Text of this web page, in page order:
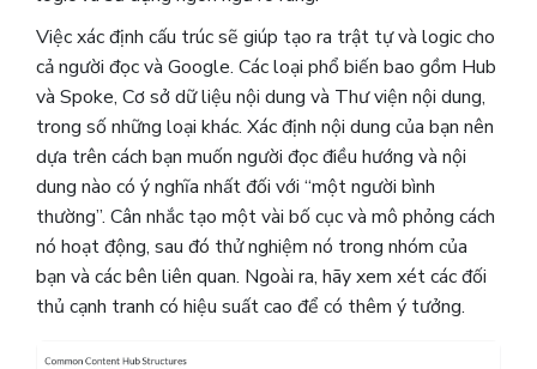
Việc xác định cấu trúc sẽ giúp tạo ra trật tự và logic cho
cả người đọc và Google. Các loại phổ biến bao gồm Hub
và Spoke, Cơ sở dữ liệu nội dung và Thư viện nội dung,
trong số những loại khác. Xác định nội dung của bạn nên
dựa trên cách bạn muốn người đọc điều hướng và nội
dung nào có ý nghĩa nhất đối với “một người bình
thường”. Cân nhắc tạo một vài bố cục và mô phỏng cách
nó hoạt động, sau đó thử nghiệm nó trong nhóm của
bạn và các bên liên quan. Ngoài ra, hãy xem xét các đối
thủ cạnh tranh có hiệu suất cao để có thêm ý tưởng.